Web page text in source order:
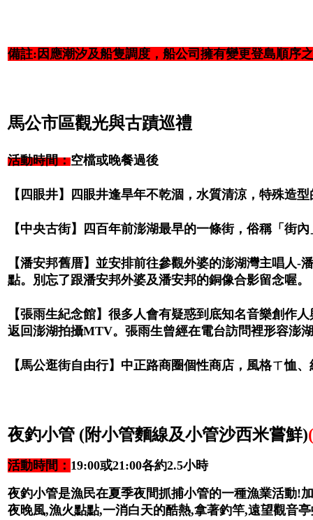
備註:因應潮汐及船隻調度，船公司擁有變更登島順序
馬公市區觀光與古蹟巡禮
活動時間：空檔或晚餐過後
【四眼井】四眼井逢旱年不乾涸，水質清涼，特殊造
【中央古街】四百年前澎湖最早的一條街，俗稱「街
【潘安邦舊厝】並安排前往參觀外婆的澎湖灣主唱人
點。別忘了跟潘安邦外婆及潘安邦的銅像合影留念喔。
【張雨生紀念館】很多人會有疑惑到底知名音樂創作
返回澎湖拍攝MTV。張雨生曾經在電台訪問裡形容澎
【馬公逛街自由行】中正路商圈個性商店，風格ㄒ恤
夜釣小管 (附小管麵線及小管沙西米嘗鮮)
活動時間： 19:00或21:00各約2.5小時
夜釣小管是漁民在夏季夜間抓捕小管的一種漁業活動!
夜晚風,漁火點點,一消白天的酷熱,拿著釣竿,遠望觀音